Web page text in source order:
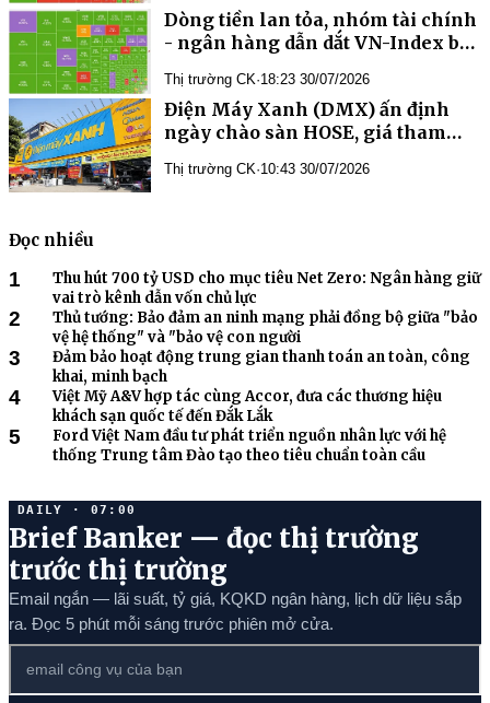
Dòng tiền lan tỏa, nhóm tài chính
- ngân hàng dẫn dắt VN-Index bật
Thị trường CK·18:23 30/07/2026
Điện Máy Xanh (DMX) ấn định
ngày chào sàn HOSE, giá tham
Thị trường CK·10:43 30/07/2026
Đọc nhiều
1
Thu hút 700 tỷ USD cho mục tiêu Net Zero: Ngân hàng giữ
vai trò kênh dẫn vốn chủ lực
2
Thủ tướng: Bảo đảm an ninh mạng phải đồng bộ giữa "bảo
vệ hệ thống" và "bảo vệ con người
3
Đảm bảo hoạt động trung gian thanh toán an toàn, công
khai, minh bạch
4
Việt Mỹ A&V hợp tác cùng Accor, đưa các thương hiệu
khách sạn quốc tế đến Đắk Lắk
5
Ford Việt Nam đầu tư phát triển nguồn nhân lực với hệ
thống Trung tâm Đào tạo theo tiêu chuẩn toàn cầu
DAILY · 07:00
Brief Banker — đọc thị trường
trước thị trường
Email ngắn — lãi suất, tỷ giá, KQKD ngân hàng, lịch dữ liệu sắp
ra. Đọc 5 phút mỗi sáng trước phiên mở cửa.